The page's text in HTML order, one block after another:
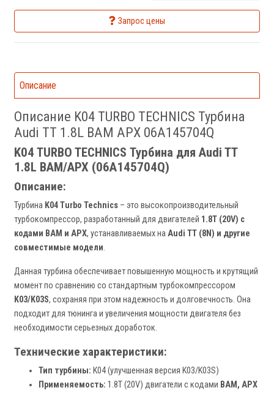
Запрос цены
Описание
Описание K04 TURBO TECHNICS Турбина
Audi TT 1.8L BAM APX 06A145704Q
K04 TURBO TECHNICS Турбина для Audi TT
1.8L BAM/APX (06A145704Q)
Описание:
Турбина K04 Turbo Technics – это высокопроизводительный
турбокомпрессор, разработанный для двигателей 1.8T (20V) с
кодами BAM и APX, устанавливаемых наAudi TT (8N) и другие
совместимые модели.
Данная турбина обеспечивает повышенную мощность и крутящий
момент по сравнению со стандартным турбокомпрессором
K03/K03S, сохраняя при этом надежность и долговечность. Она
подходит для тюнинга и увеличения мощности двигателя без
необходимости серьезных доработок.
Технические характеристики:
Тип турбины: K04 (улучшенная версия K03/K03S)
Применяемость: 1.8T (20V) двигатели с кодами BAM, APX